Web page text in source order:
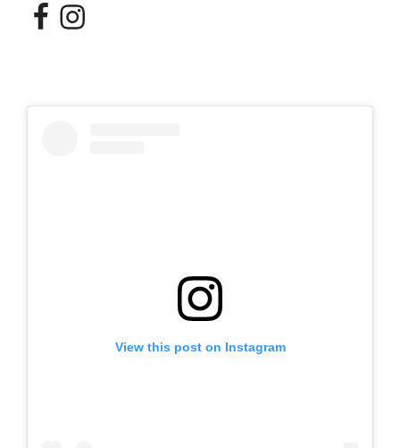
FacebookInstagram
View this post on Instagram